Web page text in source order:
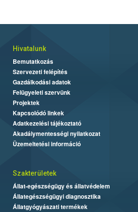
Hivatalunk
Bemutatkozás
Szervezeti felépítés
Gazdálkodási adatok
Felügyeleti szervünk
Projektek
Kapcsolódó linkek
Adatkezelési tájékoztató
Akadálymentességi nyilatkozat
Üzemeltetési információ
Szakterületek
Állat-egészségügy és állatvédelem
Állategészségügyi diagnosztika
Állatgyógyászati termékek